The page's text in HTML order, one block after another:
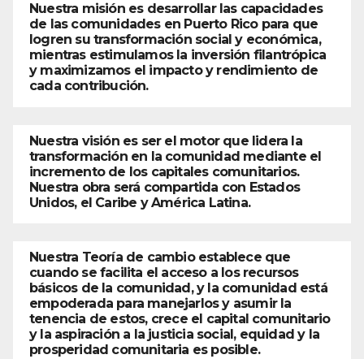
Nuestra misión es desarrollar las capacidades
de las comunidades en Puerto Rico para que
logren su transformación social y económica,
mientras estimulamos la inversión filantrópica
y maximizamos el impacto y rendimiento de
cada contribución.
Nuestra visión es ser el motor que lidera la
transformación en la comunidad mediante el
incremento de los capitales comunitarios.
Nuestra obra será compartida con Estados
Unidos, el Caribe y América Latina.
Nuestra Teoría de cambio establece que
cuando se facilita el acceso a los recursos
básicos de la comunidad, y la comunidad está
empoderada para manejarlos y asumir la
tenencia de estos, crece el capital comunitario
y la aspiración a la justicia social, equidad y la
prosperidad comunitaria es posible.